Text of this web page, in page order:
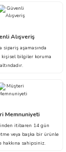
Alışveriş
sipariş aşamasında
kişisel bilgiler koruma
altındadır.
Memnuniyeti
itibaren 14 gün
veya başka bir ürünle
hakkına sahipsiniz.